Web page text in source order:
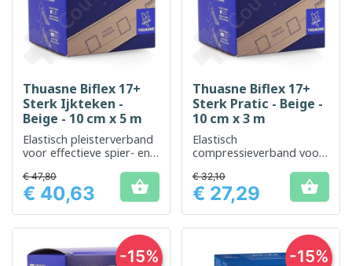
Thuasne Biflex 17+
Sterk Ijkteken -
Beige - 10 cm x 5 m
Elastisch pleisterverband
voor effectieve spier- en
Prijs
€ 47,80
€ 40,63 
Thuasne Biflex 17+
Sterk Pratic - Beige -
10 cm x 3 m
Elastisch
compressieverband voor
gecontroleerde
compressie
Prijs
€ 32,10
€ 27,29 
-15% -15%